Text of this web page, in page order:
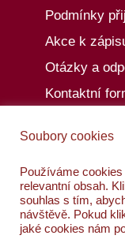
Podmínky
Akce k
Otázky a
Kontaktní
Akce
Kalendář
Kontakty
Soubory cookies
Používáme
relevantní obsah.
souhlas s tím,
návštěvě. Pokud
jaké cookies nám